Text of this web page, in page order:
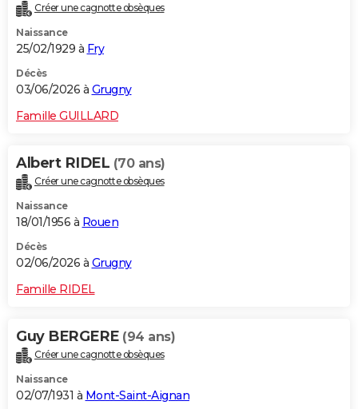
Créer une cagnotte obsèques
Naissance
25/02/1929 à Fry
Décès
03/06/2026 à Grugny
Famille GUILLARD
Albert RIDEL (70 ans)
Créer une cagnotte obsèques
Naissance
18/01/1956 à Rouen
Décès
02/06/2026 à Grugny
Famille RIDEL
Guy BERGERE (94 ans)
Créer une cagnotte obsèques
Naissance
02/07/1931 à Mont-Saint-Aignan